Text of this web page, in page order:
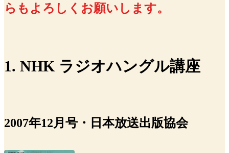
らもよろしくお願いします。
1. NHK ラジオハングル講座
2007年12月号・日本放送出版協会